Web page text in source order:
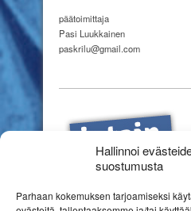
Hallinnoi
suostumusta
Parhaan kokemuksen tarjoamiseksi
päätoimittaja
Pasi Luukkainen
paskrilu@gmail.com